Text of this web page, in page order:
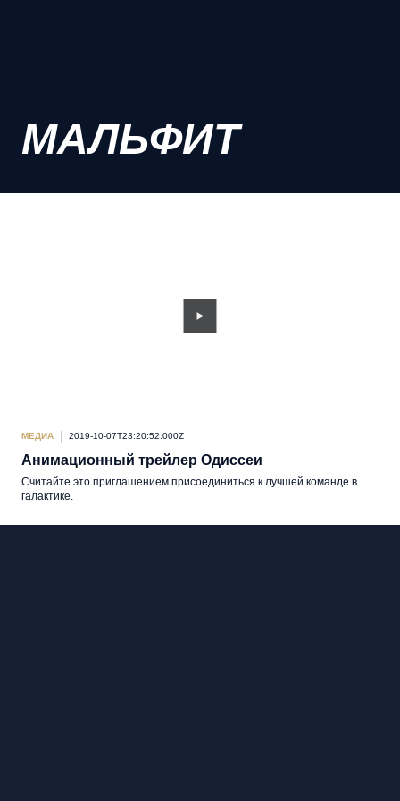
МАЛЬФИТ
МЕДИА 2019-10-07T23:20:52.000Z
Анимационный трейлер Одиссеи
Считайте это приглашением присоединиться к лучшей команде в
галактике.